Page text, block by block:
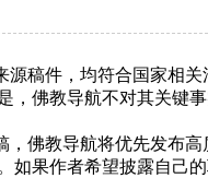
源稿件，均符合国家相关
，佛教导航不对其关键
，佛教导航将优先发布
如果作者希望披露自己